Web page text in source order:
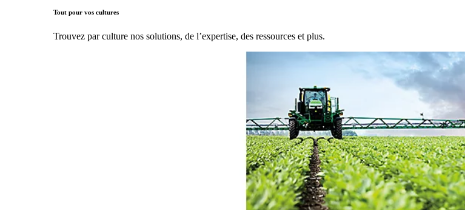
Tout pour vos cultures
Trouvez par culture nos solutions, de l’expertise, des ressources et plus.